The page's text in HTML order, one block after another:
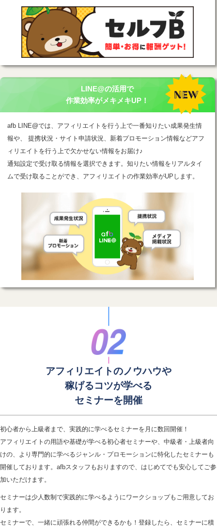
LINE@の活用で
作業効率がメキメキUP！
afb LINE@では、アフィリエイトを行う上で一番知りたい成果発生情
報や、 提携状況・サイト申請状況、新着プロモーション情報などアフ
ィリエイトを行う上で欠かせない情報をお届け♪
通知設定で受け取る情報を選択できます。知りたい情報をリアルタイ
ムで受け取ることができ、アフィリエイトの作業効率がUPします。
アフィリエイトのノウハウや
稼げるコツが学べる
セミナーを開催
初心者から上級者まで、実践的に学べるセミナーを月に数回開催！
アフィリエイトの用語や基礎が学べる初心者セミナーや、中級者・上級者向
けの、より専門的に学べるジャンル・プロモーションに特化したセミナーも
開催しております。afbスタッフもおりますので、はじめてでも安心してご参
加いただけます。
セミナーは少人数制で実践的に学べるようにワークショップもご用意してお
ります。
セミナーで、一緒に頑張れる仲間ができるかも！登録したら、セミナーに積